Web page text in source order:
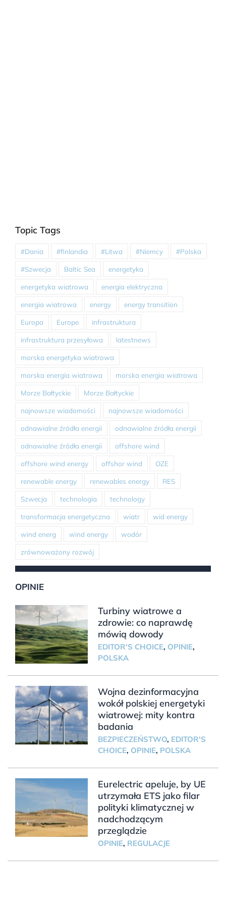
Topic Tags
#Dania #finlandia #Litwa #Niemcy #Polska
#Szwecja Baltic Sea energetyka
energetyka wiatrowa energia elektryczna
energia wiatrowa energy energy transition
Europa Europe infrastruktura
infrastruktura przesyłowa latestnews
morska energetyka wiatrowa
morska energia wiatrowa morska energia wiatrowa
Morze Bałtyckie Morze Bałtyckie
najnowsze wiadomości najnowsze wiadomości
odnawialne źródła energii odnawialne źródła energii
odnawialne źródła energii offshore wind
offshore wind energy offshor wind OZE
renewable energy renewables energy RES
Szwecja technologia technology
transformacja energetyczna wiatr wid energy
wind energ wind energy wodór
zrównoważony rozwój
OPINIE
Turbiny wiatrowe a
zdrowie: co naprawdę
mówią dowody
EDITOR'S CHOICE, OPINIE,
POLSKA
Wojna dezinformacyjna
wokół polskiej energetyki
wiatrowej: mity kontra
badania
BEZPIECZEŃSTWO, EDITOR'S
CHOICE, OPINIE, POLSKA
Eurelectric apeluje, by UE
utrzymała ETS jako filar
polityki klimatycznej w
nadchodzącym
przeglądzie
OPINIE, REGULACJE